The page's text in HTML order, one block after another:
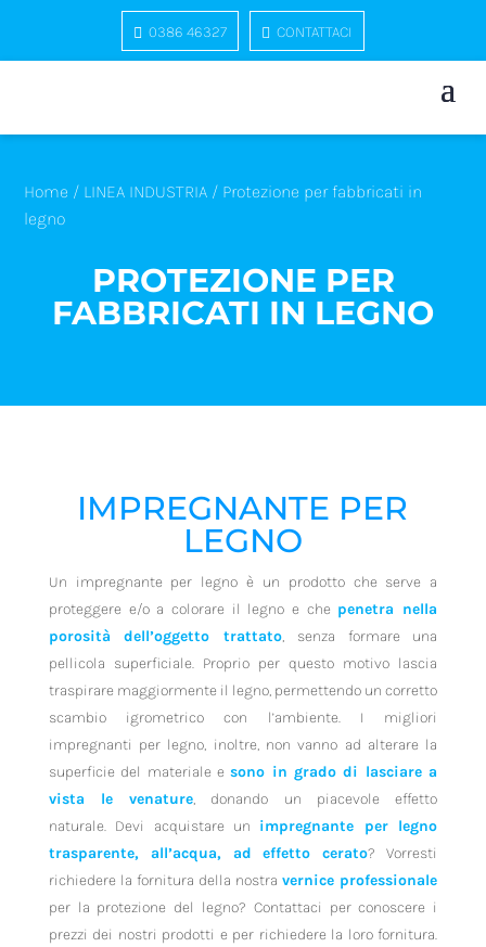
0386 46327 CONTATTACI
Home / LINEA INDUSTRIA / Protezione per fabbricati in
legno
PROTEZIONE PER
FABBRICATI IN LEGNO
IMPREGNANTE PER
LEGNO
Un impregnante per legno è un prodotto che serve a
proteggere e/o a colorare il legno e che penetra nella
porosità dell’oggetto trattato, senza formare una
pellicola superficiale. Proprio per questo motivo lascia
traspirare maggiormente il legno, permettendo un corretto
scambio igrometrico con l’ambiente. I migliori
impregnanti per legno, inoltre, non vanno ad alterare la
superficie del materiale esono in grado di lasciare a
vista le venature, donando un piacevole effetto
naturale. Devi acquistare un impregnante per legno
trasparente, all’acqua, ad effetto cerato? Vorresti
richiedere la fornitura della nostravernice professionale
per la protezione del legno? Contattaci per conoscere i
prezzi dei nostri prodotti e per richiedere la loro fornitura.